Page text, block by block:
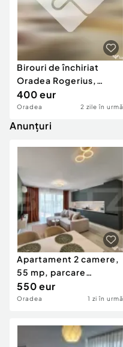
Birouri de închiriat
Oradea Rogerius,
Dotari Premium, Pa...
400 eur
Oradea 2 zile în urmă
Anunțuri
Apartament 2 camere,
55 mp, parcare
subterana - Scala
Cetate
550 eur
Oradea 1 zi în urmă